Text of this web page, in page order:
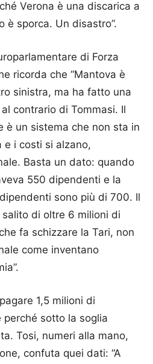
Verona è una discarica a
è sporca. Un disastro”.
di Forza
ricorda che “Mantova è
sinistra, ma ha fatto una
contrario di Tommasi. Il
è un sistema che non sta in
e i costi si alzano,
Basta un dato: quando
550 dipendenti e la
sono più di 700. Il
di oltre 6 milioni di
fa schizzare la Tari, non
come inventano
1,5 milioni di
perché sotto la soglia
Tosi, numeri alla mano,
confuta quei dati: “A